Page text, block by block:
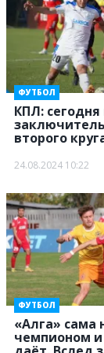
КПЛ:
второго
ФУТБОЛ
24.08.2024 10:22
«Алга» cама
чемпионом
ФУТБОЛ